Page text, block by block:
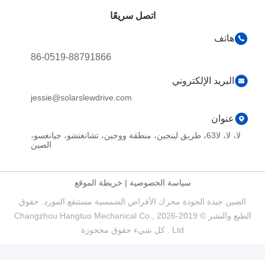
اتصل سريعًا
هاتف
86-0519-88791866
البريد الإلكتروني
jessie@solarslewdrive.com
عنوان
لا، لا، لا63، طريق لينجين، منطقة ووجين، تشانغتشو، جيانغسو،
الصين
سياسة الخصوصية|خريطة الموقع
الصين جيدة الجودة محرك الأقراص الشمسية مستنقع المورد. حقوق
الطبع والنشر © 2019-2026 Changzhou Hangtuo Mechanical Co.,
Ltd . كل شيء حقوق محجوزة